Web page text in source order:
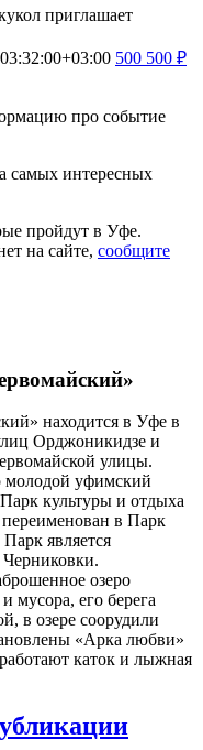
приглашает
500 500 ₽
про событие
самых интересных
пройдут в Уфе.
на сайте, сообщите
находится в Уфе в
Орджоникидзе и
улицы.
молодой уфимский
культуры и отдыха
в Парк
является
озеро
мусора, его берега
в озере соорудили
«Арка любви»
каток и лыжная